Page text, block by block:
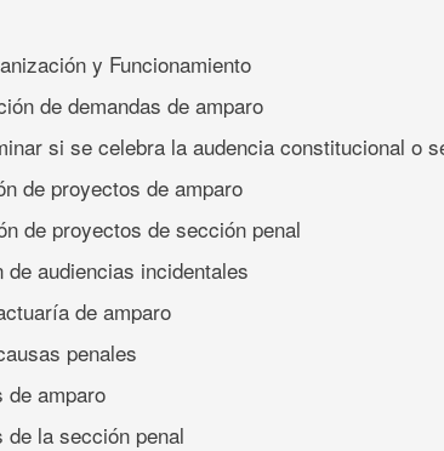
y Funcionamiento
de demandas de amparo
si se celebra la audencia constitucional o
de proyectos de amparo
de proyectos de sección penal
audiencias incidentales
de amparo
penales
de amparo
la sección penal